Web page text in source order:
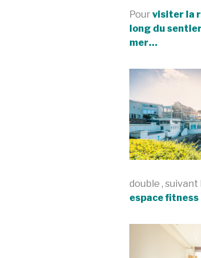
Pourvisiter la
long du
mer…
double , suivant
espace